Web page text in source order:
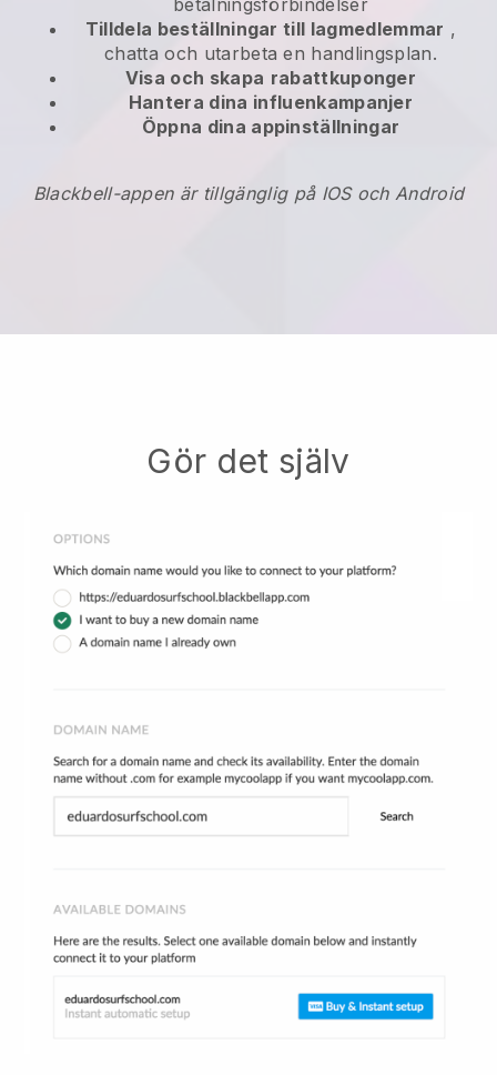
betalningsförbindelser
Tilldela beställningar till lagmedlemmar ,
chatta och utarbeta en handlingsplan.
Visa och skapa rabattkuponger
Hantera dina influenkampanjer
Öppna dina appinställningar
Blackbell-appen är tillgänglig på IOS och Android
Gör det själv